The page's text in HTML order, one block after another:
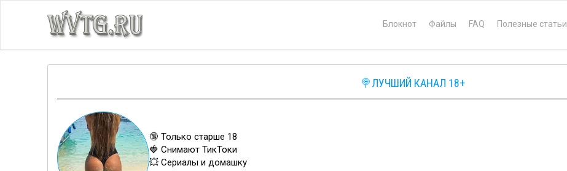
Блокнот Файлы FAQ Полезные статьи
🍭ЛУЧШИЙ КАНАЛ 18+
🔞 Только старше 18
🍓 Снимают ТикТоки
💥 Сериалы и домашку